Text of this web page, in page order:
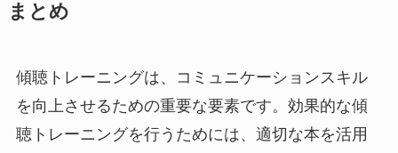
まとめ
傾聴トレーニングは、コミュニケーションスキル
を向上させるための重要な要素です。効果的な傾
聴トレーニングを行うためには、適切な本を活用